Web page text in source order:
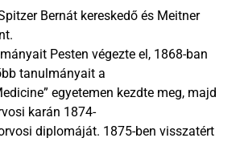
Bernát kereskedő és Meitner
Pesten végezte el, 1868-ban
tanulmányait a
egyetemen kezdte meg, majd
karán 1874-
diplomáját. 1875-ben visszatért